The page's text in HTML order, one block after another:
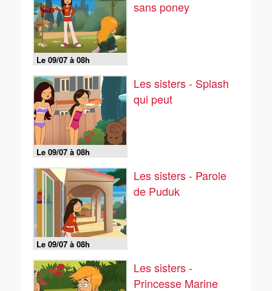
Le 09/07 à 08h
sans poney
Le 09/07 à 08h
Les sisters - Splash
qui peut
Le 09/07 à 08h
Les sisters - Parole
de Puduk
Les sisters -
Princesse Marine